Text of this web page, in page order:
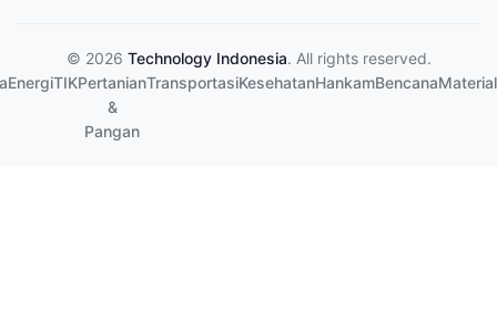
© 2026 Technology Indonesia. All rights reserved.
EnergiTIKPertanian
&
Pangan
TransportasiKesehatanHankamBencanaMaterial